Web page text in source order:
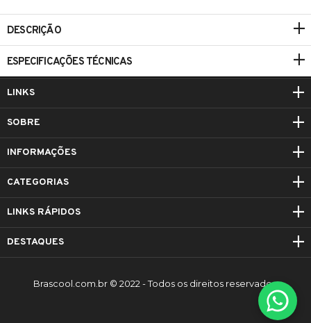
DESCRIÇÃO
ESPECIFICAÇÕES TÉCNICAS
LINKS
SOBRE
INFORMAÇÕES
CATEGORIAS
LINKS RÁPIDOS
DESTAQUES
Brascool.com.br © 2022 - Todos os direitos reservados.